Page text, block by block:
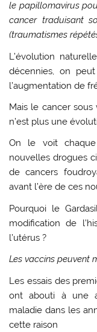
le papillomavirus
cancer traduisant
(traumatismes
L’évolution
décennies, on peut
l’augmentation de
Mais le cancer
n’est plus une
On le voit
nouvelles drogues
de cancers
avant l’ère de ces
Pourquoi le
modification de
l’utérus ?
Les vaccins peuvent
Les essais des
ont abouti à une
maladie dans les
cette raison